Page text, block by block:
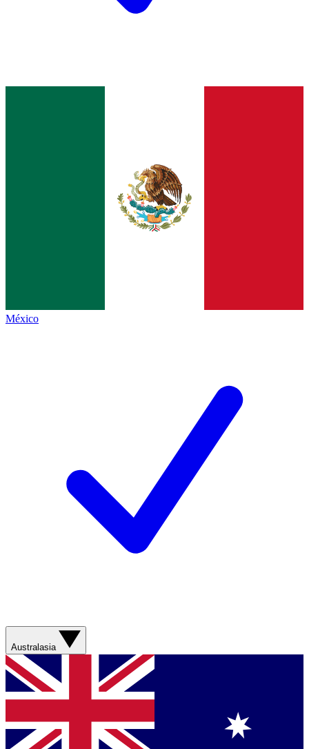
México
Australasia